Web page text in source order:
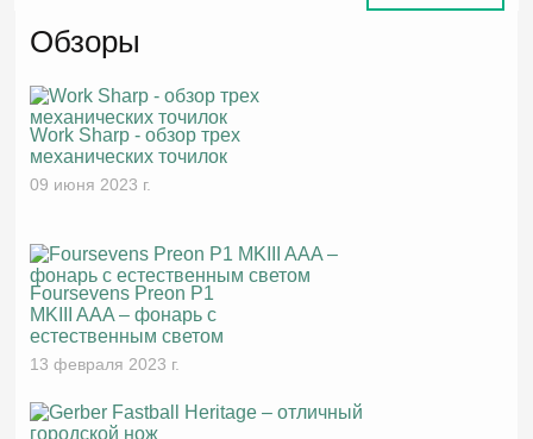
Обзоры
Work Sharp - обзор трех
механических точилок
09 июня 2023 г.
Foursevens Preon P1
MKIII AAA – фонарь с
естественным светом
13 февраля 2023 г.